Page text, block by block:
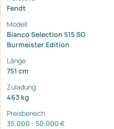
Fendt
Modell
Bianco Selection 515 SG
Burmeister Edition
Länge
751 cm
Zuladung
463 kg
Preisbereich
35.000 - 50.000 €